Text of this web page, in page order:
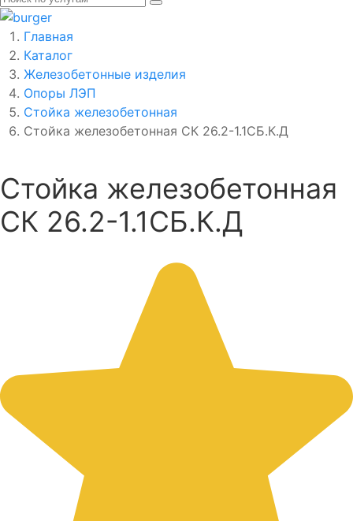
Главная
Каталог
Железобетонные изделия
Опоры ЛЭП
Стойка железобетонная
Стойка железобетонная СК 26.2-1.1СБ.К.Д
Стойка железобетонная
СК 26.2-1.1СБ.К.Д